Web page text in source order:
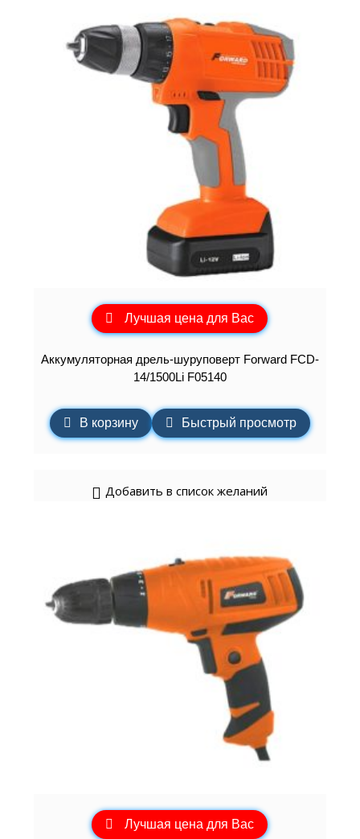
Лучшая цена для Вас
Аккумуляторная дрель-шуруповерт Forward FCD-
14/1500Li F05140
В корзину Быстрый просмотр
Добавить в список желаний
Лучшая цена для Вас